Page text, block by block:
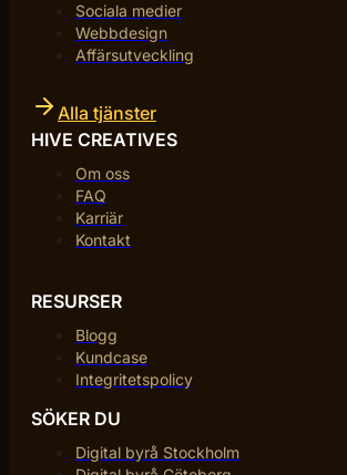
Sociala medier
Webbdesign
Affärsutveckling
Alla tjänster
HIVE CREATIVES
Om oss
FAQ
Karriär
Kontakt
RESURSER
Blogg
Kundcase
Integritetspolicy
SÖKER DU
Digital byrå Stockholm